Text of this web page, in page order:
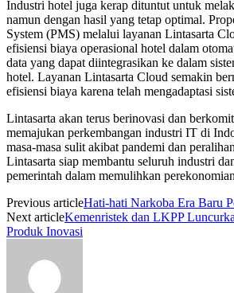
Industri hotel juga kerap dituntut untuk
namun dengan hasil yang tetap optimal.
System (PMS) melalui layanan Lintasarta
efisiensi biaya operasional hotel dalam
data yang dapat diintegrasikan ke dalam
hotel. Layanan Lintasarta Cloud semakin
efisiensi biaya karena telah mengadaptasi
Lintasarta akan terus berinovasi dan
memajukan perkembangan industri IT di
masa-masa sulit akibat pandemi dan
Lintasarta siap membantu seluruh industri
pemerintah dalam memulihkan
Previous articleHati-hati Narkoba Era Baru
Next articleKemenristek dan LKPP
Produk Inovasi